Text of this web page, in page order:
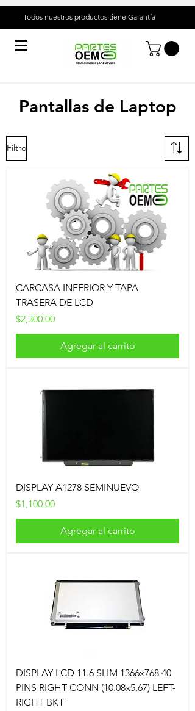
Todos nuestros productos tiene Garantía
Pantallas de Laptop
Filtro
CARCASA INFERIOR Y TAPA
TRASERA DE LCD
Precio
$2,300.00
Agregar al carrito
DISPLAY A1278 SEMINUEVO
Precio
$1,100.00
Agregar al carrito
DISPLAY LCD 11.6 SLIM 1366x768 40
PINS RIGHT CONN (10.08x5.67) LEFT-
RIGHT BKT